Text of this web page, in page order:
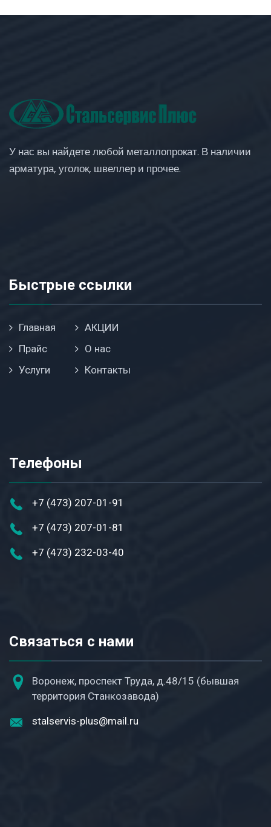
У нас вы найдете любой металлопрокат. В наличии
арматура, уголок, швеллер и прочее.
Быстрые ссылки
Главная
Прайс
Услуги
АКЦИИ
О нас
Контакты
Телефоны
+7 (473) 207-01-91
+7 (473) 207-01-81
+7 (473) 232-03-40
Связаться с нами
Воронеж, проспект Труда, д.48/15 (бывшая
территория Станкозавода)
stalservis-plus@mail.ru